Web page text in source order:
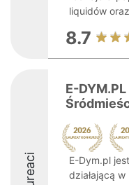
liquidów
8.7
E-
E-Dym.pl
działającą